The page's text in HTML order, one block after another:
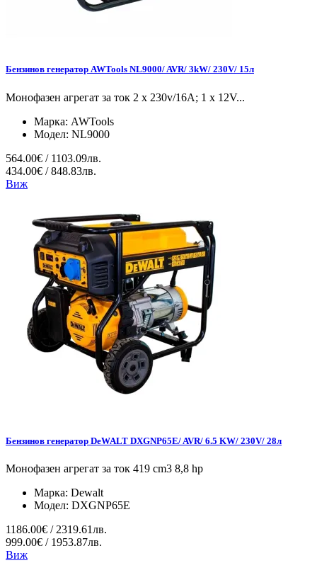
Бензинов генератор AWTools NL9000/ AVR/ 3kW/ 230V/ 15л
Монофазен агрегат за ток 2 x 230v/16A; 1 x 12V...
Марка: AWTools
Модел: NL9000
564.00€ / 1103.09лв.
434.00€ / 848.83лв.
Виж
Бензинов генератор DeWALT DXGNP65E/ AVR/ 6.5 KW/ 230V/ 28л
Монофазен агрегат за ток 419 cm3 8,8 hp
Марка: Dewalt
Модел: DXGNP65E
1186.00€ / 2319.61лв.
999.00€ / 1953.87лв.
Виж